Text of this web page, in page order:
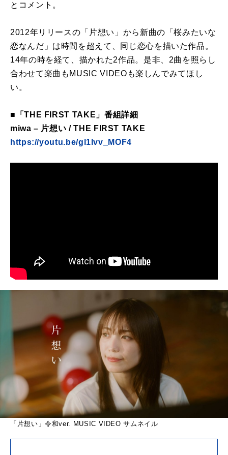
とコメント。
2012年リリースの「片想い」から新曲の「桜みたいな
恋なんだ」は時間を超えて、同じ恋心を描いた作品。
14年の時を経て、描かれた2作品。是非、2曲を照らし
合わせて楽曲もMUSIC VIDEOも楽しんでみてほし
い。
■「THE FIRST TAKE」番組詳細
miwa – 片想い / THE FIRST TAKE
https://youtu.be/gl1Ivv_MOF4
「片想い」令和ver. MUSIC VIDEO サムネイル